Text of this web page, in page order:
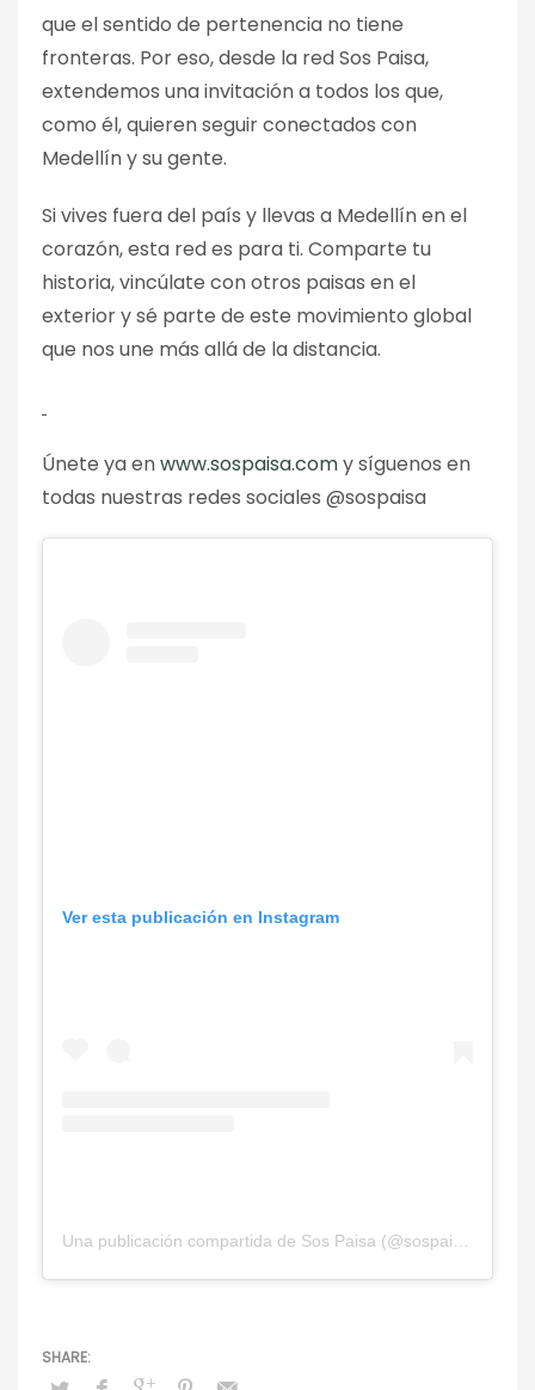
que el sentido de pertenencia no tiene
fronteras. Por eso, desde la red Sos Paisa,
extendemos una invitación a todos los que,
como él, quieren seguir conectados con
Medellín y su gente.
Si vives fuera del país y llevas a Medellín en el
corazón, esta red es para ti. Comparte tu
historia, vincúlate con otros paisas en el
exterior y sé parte de este movimiento global
que nos une más allá de la distancia.
Únete ya enwww.sospaisa.comy síguenos en
todas nuestras redes sociales @sospaisa
Ver esta publicación en Instagram
Una publicación compartida de Sos Paisa (@sospaisa)